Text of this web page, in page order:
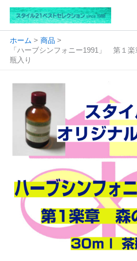
を
ホーム
商品
「ハーブシンフォニー1991」 第１
瓶入り